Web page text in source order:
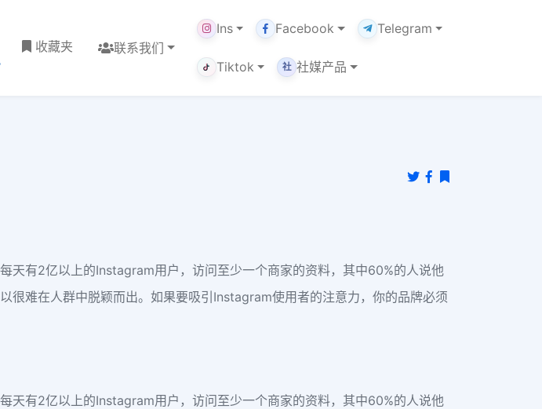
收藏夹 联系我们
Ins Facebook Telegram
Tiktok 社 社媒产品
有2亿以上的Instagram用户，访问至少一个商家的资料，其中60%的人说他
难在人群中脱颖而出。如果要吸引Instagram使用者的注意力，你的品牌必须
有2亿以上的Instagram用户，访问至少一个商家的资料，其中60%的人说他